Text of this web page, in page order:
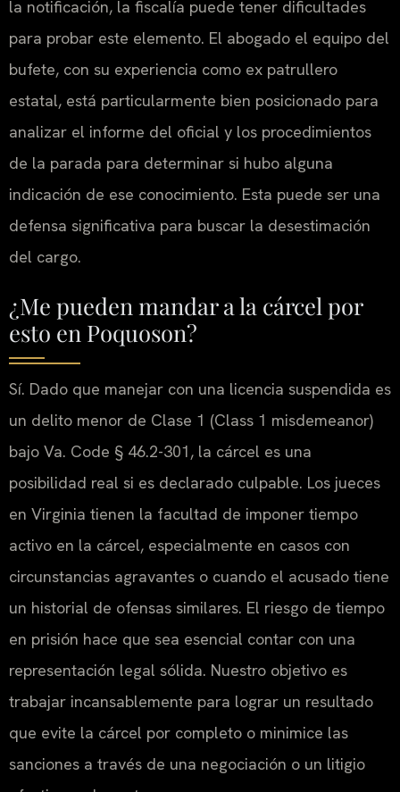
la notificación, la fiscalía puede tener dificultades
para probar este elemento. El abogado el equipo del
bufete, con su experiencia como ex patrullero
estatal, está particularmente bien posicionado para
analizar el informe del oficial y los procedimientos
de la parada para determinar si hubo alguna
indicación de ese conocimiento. Esta puede ser una
defensa significativa para buscar la desestimación
del cargo.
¿Me pueden mandar a la cárcel por
esto en Poquoson?
Sí. Dado que manejar con una licencia suspendida es
un delito menor de Clase 1 (Class 1 misdemeanor)
bajo Va. Code § 46.2-301, la cárcel es una
posibilidad real si es declarado culpable. Los jueces
en Virginia tienen la facultad de imponer tiempo
activo en la cárcel, especialmente en casos con
circunstancias agravantes o cuando el acusado tiene
un historial de ofensas similares. El riesgo de tiempo
en prisión hace que sea esencial contar con una
representación legal sólida. Nuestro objetivo es
trabajar incansablemente para lograr un resultado
que evite la cárcel por completo o minimice las
sanciones a través de una negociación o un litigio